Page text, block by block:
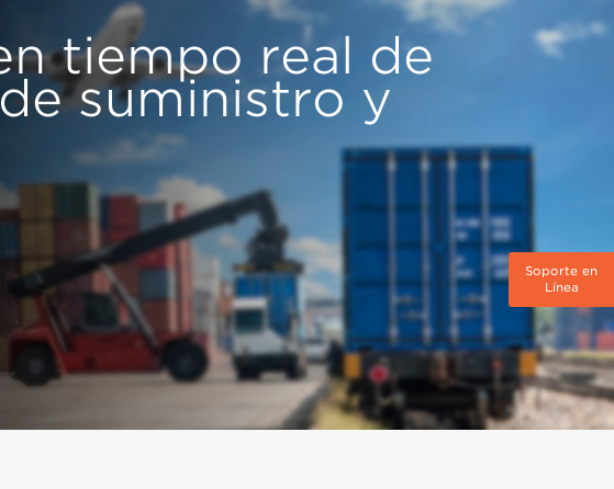
Soporte en
Línea
tiempo real de
suministro y